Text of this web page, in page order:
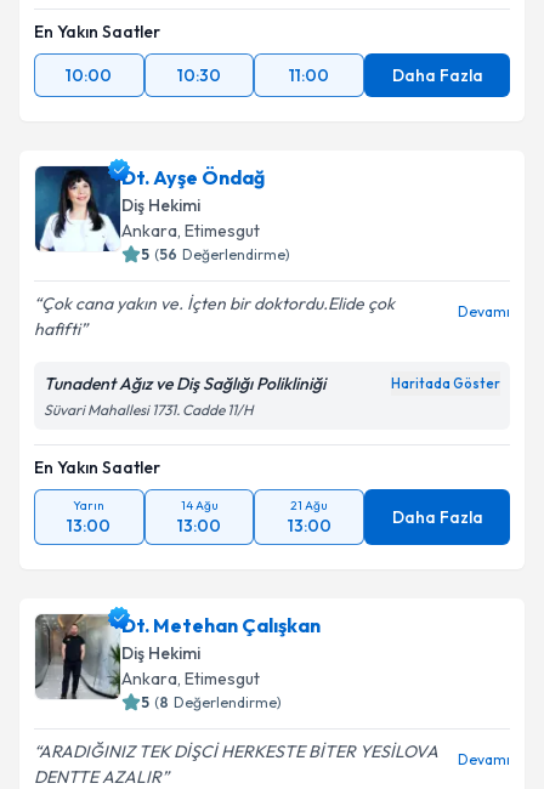
En Yakın Saatler
10:00
10:30 11:00 Daha Fazla
Dt. Ayşe Öndağ
Diş Hekimi
Ankara, Etimesgut
5 (56 Değerlendirme)
Çok cana yakın ve. İçten bir doktordu.Elide çok
hafifti
Devamı
Tunadent Ağız ve Diş Sağlığı Polikliniği Haritada Göster
Süvari Mahallesi 1731. Cadde 11/H
En Yakın Saatler
Yarın
13:00
14 Ağu
13:00
21 Ağu
13:00 Daha Fazla
Dt. Metehan Çalışkan
Diş Hekimi
Ankara, Etimesgut
5 (8 Değerlendirme)
ARADIĞINIZ TEK DİŞCİ HERKESTE BİTER YESİLOVA
DENTTE AZALIR
Devamı